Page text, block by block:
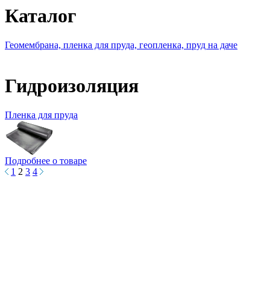
Каталог
Геомембрана, пленка для пруда, геопленка, пруд на даче
Гидроизоляция
Пленка для пруда
Подробнее о товаре
1 2 3 4